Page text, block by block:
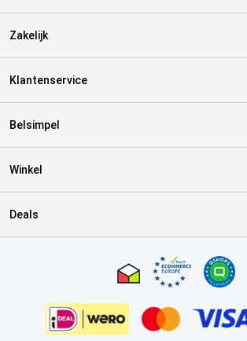
Zakelijk
Klantenservice
Belsimpel
Winkel
Deals